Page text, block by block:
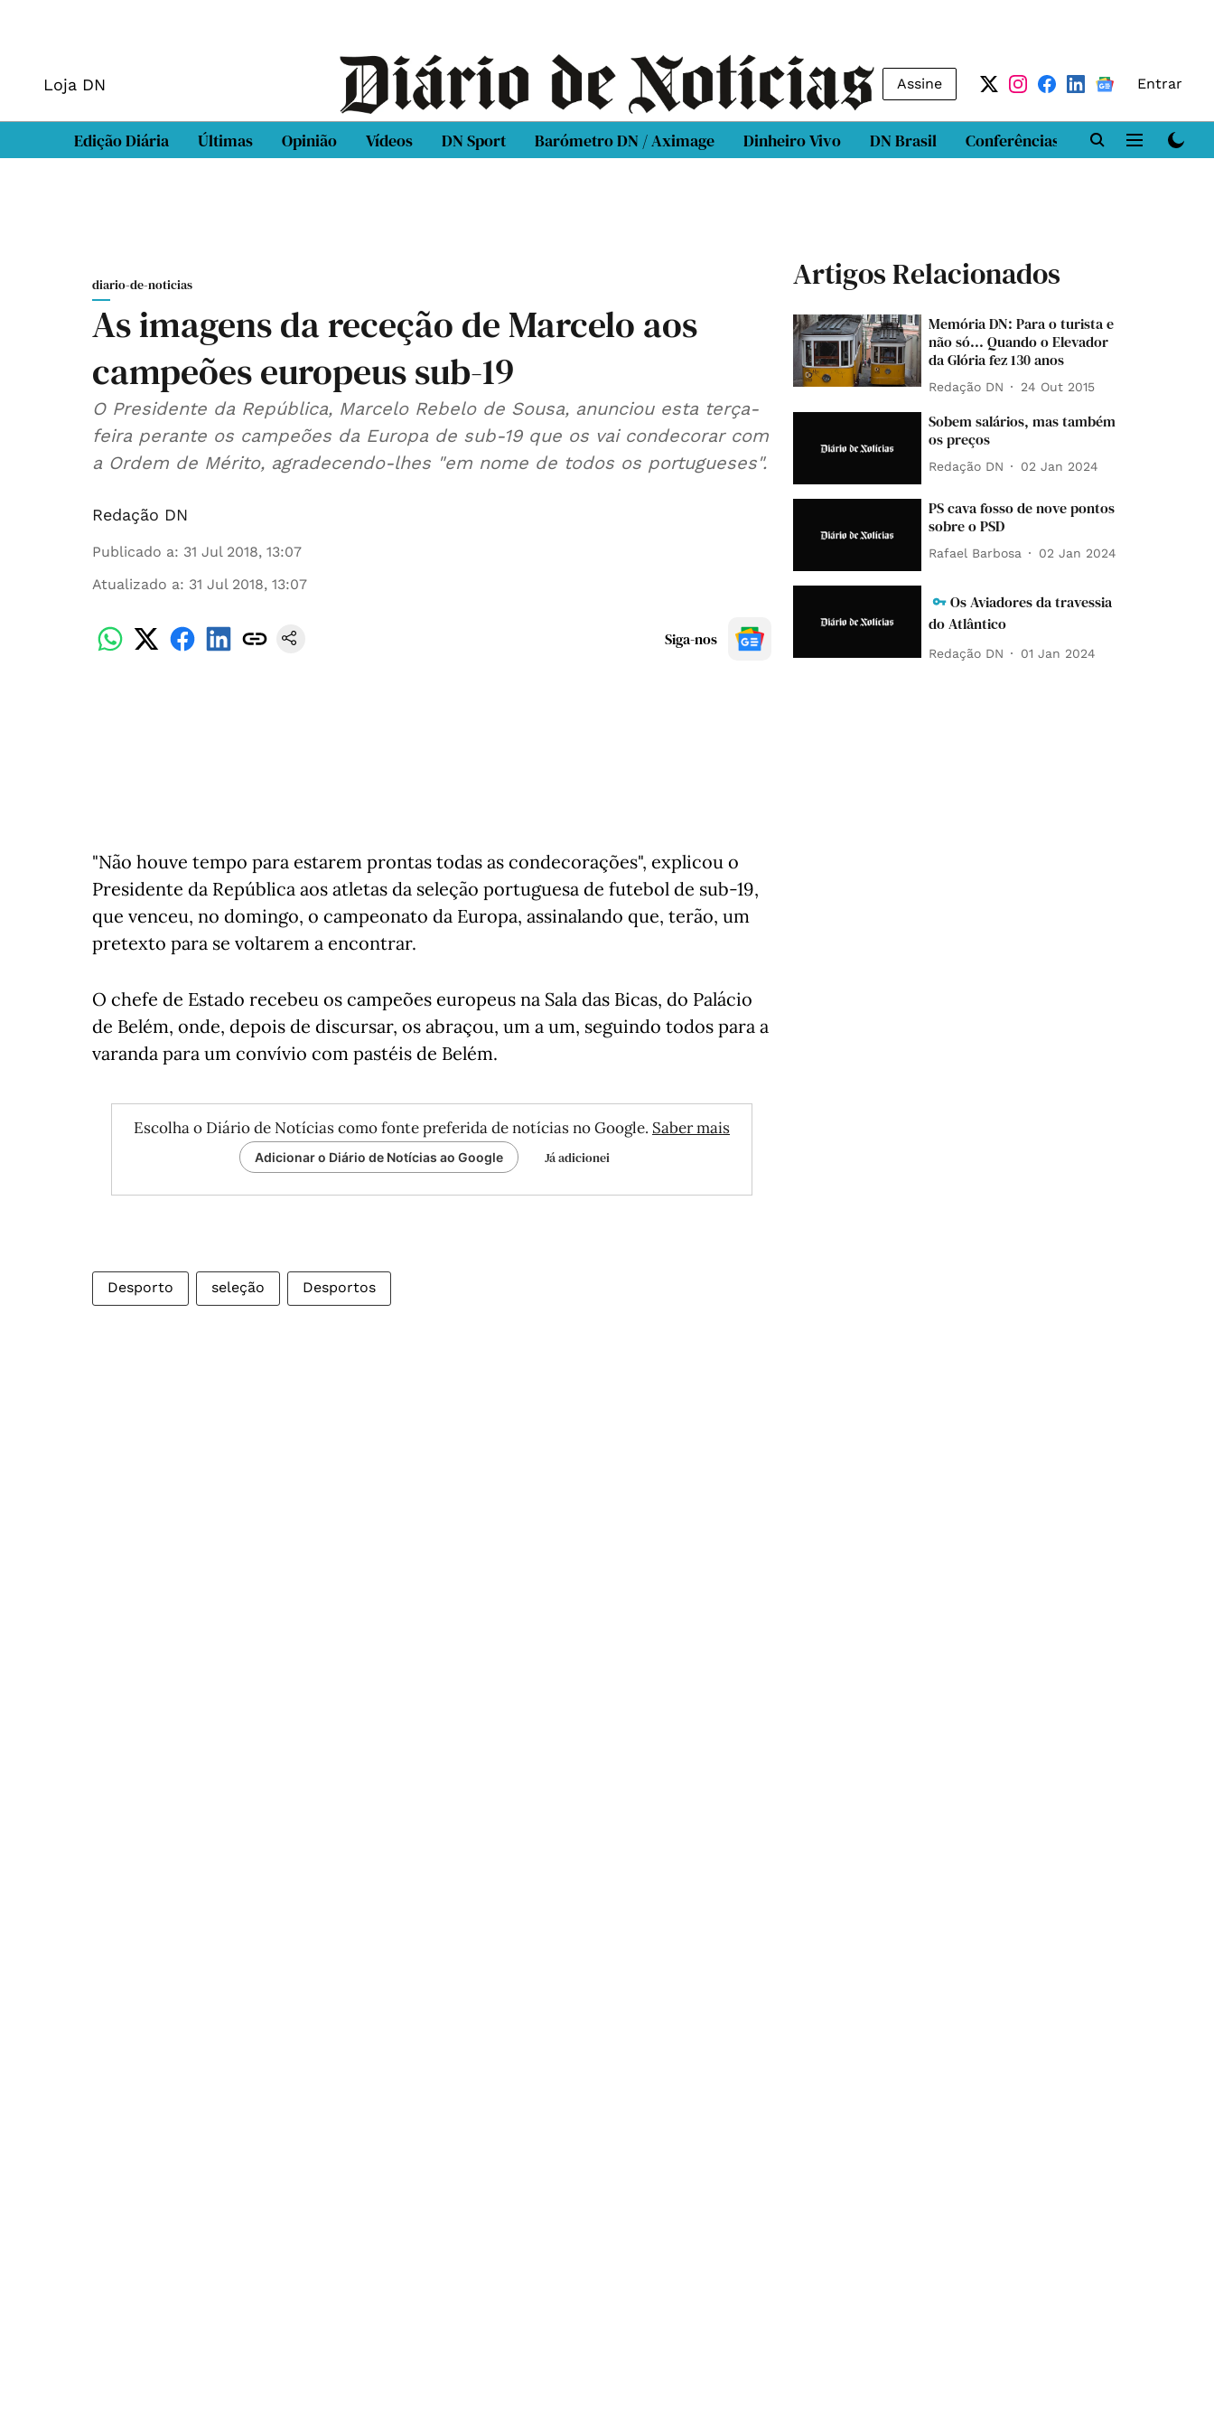
Loja DN Assine Entrar
Edição Diária Últimas Opinião Vídeos DN Sport Barómetro DN / Aximage Dinheiro Vivo DN Brasil Conferências DN LAB
diario-de-noticias
As imagens da receção de Marcelo aos
campeões europeus sub-19
O Presidente da República, Marcelo Rebelo de Sousa, anunciou esta terça-
feira perante os campeões da Europa de sub-19 que os vai condecorar com
a Ordem de Mérito, agradecendo-lhes "em nome de todos os portugueses".
Redação DN
Publicado a: 31 Jul 2018, 13:07
Atualizado a: 31 Jul 2018, 13:07
Siga-nos
"Não houve tempo para estarem prontas todas as condecorações", explicou o
Presidente da República aos atletas da seleção portuguesa de futebol de sub-19,
que venceu, no domingo, o campeonato da Europa, assinalando que, terão, um
pretexto para se voltarem a encontrar.
O chefe de Estado recebeu os campeões europeus na Sala das Bicas, do Palácio
de Belém, onde, depois de discursar, os abraçou, um a um, seguindo todos para a
varanda para um convívio com pastéis de Belém.
Escolha o Diário de Notícias como fonte preferida de notícias no Google. Saber mais
Adicionar o Diário de Notícias ao Google Já adicionei
Desporto seleção Desportos
Artigos Relacionados
Memória DN: Para o turista e
não só... Quando o Elevador
da Glória fez 130 anos
Redação DN 24 Out 2015
Sobem salários, mas também
os preços
Redação DN 02 Jan 2024
PS cava fosso de nove pontos
sobre o PSD
Rafael Barbosa 02 Jan 2024
Os Aviadores da travessia
do Atlântico
Redação DN 01 Jan 2024